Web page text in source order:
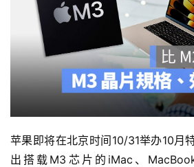
苹果即将在北京时间10/31举办10月
出搭载M3芯片的iMac、